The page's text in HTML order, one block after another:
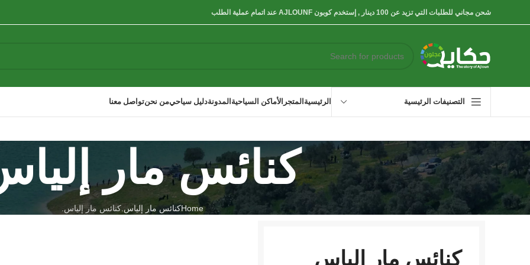
شحن مجاني للطلبات التي تزيد عن 100 دينار , إستخدم كوبون AJLOUNF عند اتمام عملية الطلب
التصنيفات الرئيسية الرئيسية المتجر الأماكن السياحية المدونةدليل سياحيمن نحنتواصل معنا
كنائس مار
Homeكنائس مار إلياس. كنائس مار إلياس.
كنائس مار إلياس